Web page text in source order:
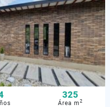
325
Área m2